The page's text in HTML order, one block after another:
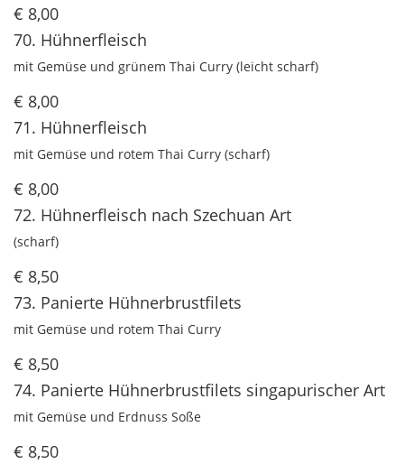
€ 8,00
70. Hühnerfleisch
mit Gemüse und grünem Thai Curry (leicht scharf)
€ 8,00
71. Hühnerfleisch
mit Gemüse und rotem Thai Curry (scharf)
€ 8,00
72. Hühnerfleisch nach Szechuan Art
(scharf)
€ 8,50
73. Panierte Hühnerbrustfilets
mit Gemüse und rotem Thai Curry
€ 8,50
74. Panierte Hühnerbrustfilets singapurischer Art
mit Gemüse und Erdnuss Soße
€ 8,50